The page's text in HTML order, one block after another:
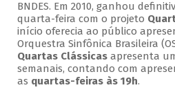
BNDES. Em 2010, ganhou
quarta-feira com o projeto
início oferecia ao público
Orquestra Sinfônica Brasileira
Quartas Clássicasapresenta
semanais, contando com
as quartas-feiras às 19h.